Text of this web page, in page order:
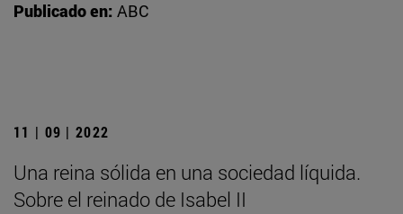
Publicado en: ABC
11 | 09 | 2022
Una reina sólida en una sociedad líquida.
Sobre el reinado de Isabel II